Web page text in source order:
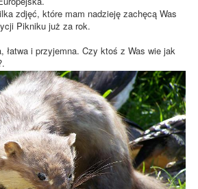
zdjęć, które mam nadzieję zachęcą Was
Pikniku już za rok.
łatwa i przyjemna. Czy ktoś z Was wie jak